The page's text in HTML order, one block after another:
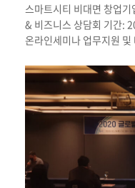
스마트시티 비대면 창업
& 비즈니스 상담회 기간:
온라인세미나 업무지원 및